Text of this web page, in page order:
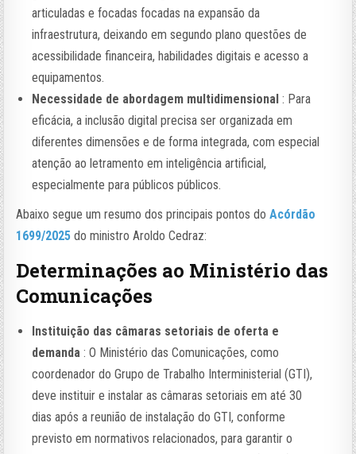
articuladas e focadas focadas na expansão da
infraestrutura, deixando em segundo plano questões de
acessibilidade financeira, habilidades digitais e acesso a
equipamentos.
Necessidade de abordagem multidimensional : Para
eficácia, a inclusão digital precisa ser organizada em
diferentes dimensões e de forma integrada, com especial
atenção ao letramento em inteligência artificial,
especialmente para públicos públicos.
Abaixo segue um resumo dos principais pontos doAcórdão
1699/2025do ministro Aroldo Cedraz:
Determinações ao Ministério das
Comunicações
Instituição das câmaras setoriais de oferta e
demanda : O Ministério das Comunicações, como
coordenador do Grupo de Trabalho Interministerial (GTI),
deve instituir e instalar as câmaras setoriais em até 30
dias após a reunião de instalação do GTI, conforme
previsto em normativos relacionados, para garantir o